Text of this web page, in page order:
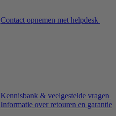
Contact opnemen met helpdesk
Kennisbank & veelgestelde vragen
Informatie over retouren en garantie